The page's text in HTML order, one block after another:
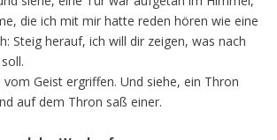
die ich mit mir hatte reden hören wie eine
Steig herauf, ich will dir zeigen, was nach
vom Geist ergriffen. Und siehe, ein Thron
auf dem Thron saß einer.